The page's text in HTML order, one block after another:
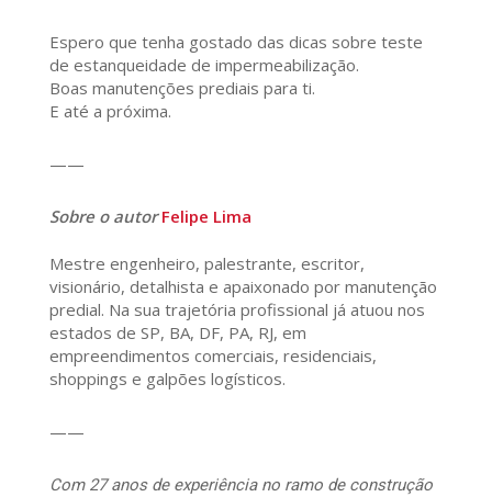
Espero que tenha gostado das dicas sobre teste
de estanqueidade de impermeabilização.
Boas manutenções prediais para ti.
E até a próxima.
——
Sobre o autorFelipe Lima
Mestre engenheiro, palestrante, escritor,
visionário, detalhista e apaixonado por manutenção
predial. Na sua trajetória profissional já atuou nos
estados de SP, BA, DF, PA, RJ, em
empreendimentos comerciais, residenciais,
shoppings e galpões logísticos.
——
Com 27 anos de experiência no ramo de construção